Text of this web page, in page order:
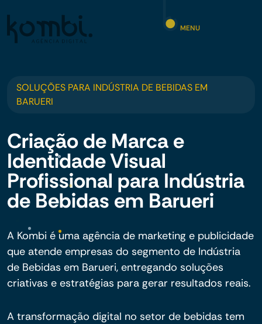
MENU
SOLUÇÕES PARA INDÚSTRIA DE BEBIDAS EM
BARUERI
Criação de Marca e
Identidade Visual
Profissional para Indústria
de Bebidas em Barueri
A Kombi é uma agência de marketing e publicidade
que atende empresas do segmento de Indústria
de Bebidas em Barueri, entregando soluções
criativas e estratégias para gerar resultados reais.
A transformação digital no setor de bebidas tem